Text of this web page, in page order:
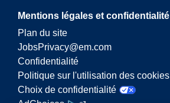
Mentions légales et confidentialité
Plan du site
JobsPrivacy@em.com
Confidentialité
Politique sur l'utilisation des cookies
Choix de confidentialité